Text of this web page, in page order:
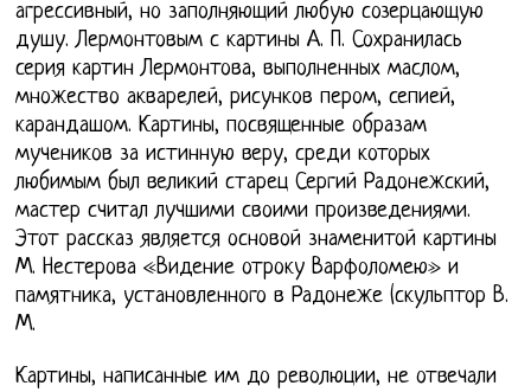
агрессивный, но заполняющий любую созерцающую
душу. Лермонтовым с картины А. П. Сохранилась
серия картин Лермонтова, выполненных маслом,
множество акварелей, рисунков пером, сепией,
карандашом. Картины, посвященные образам
мучеников за истинную веру, среди которых
любимым был великий старец Сергий Радонежский,
мастер считал лучшими своими произведениями.
Этот рассказ является основой знаменитой картины
М. Нестерова «Видение отроку Варфоломею» и
памятника, установленного в Радонеже (скульптор В.
М.
Картины, написанные им до революции, не отвечали